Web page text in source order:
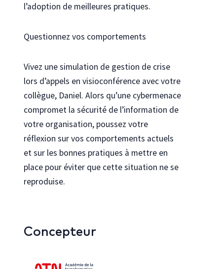
l’adoption de meilleures pratiques.
Questionnez vos comportements
Vivez une simulation de gestion de crise
lors d’appels en visioconférence avec votre
collègue, Daniel. Alors qu’une cybermenace
compromet la sécurité de l’information de
votre organisation, poussez votre
réflexion sur vos comportements actuels
et sur les bonnes pratiques à mettre en
place pour éviter que cette situation ne se
reproduise.
Concepteur